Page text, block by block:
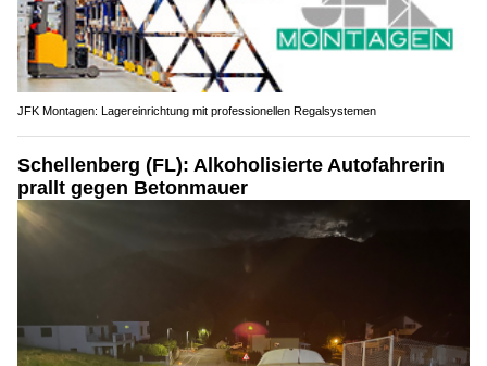
JFK Montagen: Lagereinrichtung mit professionellen Regalsystemen
Schellenberg (FL): Alkoholisierte Autofahrerin
prallt gegen Betonmauer